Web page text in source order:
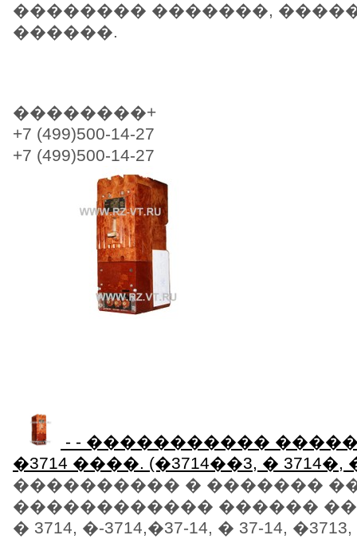
�������� �������,
������.
��������+
+7 (499)500-14-27
+7 (499)500-14-27
- - �����������
�3714 ����. (�3714��3, � 3714�,
���������� � �������
������������ ������
� 3714, �-3714,�37-14, � 37-14,